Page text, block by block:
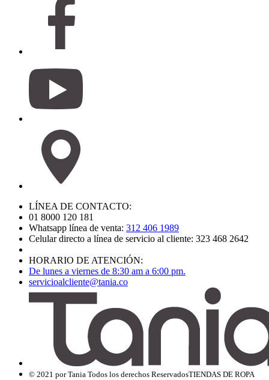
LÍNEA DE CONTACTO:
01 8000 120 181
Whatsapp línea de venta: 312 406 1989
Celular directo a línea de servicio al cliente: 323 468 2642
HORARIO DE ATENCIÓN:
De lunes a viernes de 8:30 am a 6:00 pm.
servicioalcliente@tania.co
© 2021 por Tania Todos los derechos ReservadosTIENDAS DE ROPA